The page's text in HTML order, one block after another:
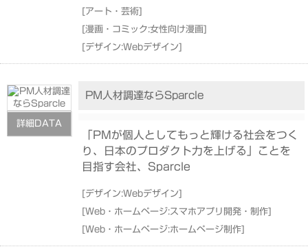
[アート・芸術]
[漫画・コミック:女性向け漫画]
[デザイン:Webデザイン]
詳細DATA
PM人材調達ならSparcle
「PMが個人としてもっと輝ける社会をつく
り、日本のプロダクト力を上げる」ことを
目指す会社、Sparcle
[デザイン:Webデザイン]
[Web・ホームページ:スマホアプリ開発・制作]
[Web・ホームページ:ホームページ制作]